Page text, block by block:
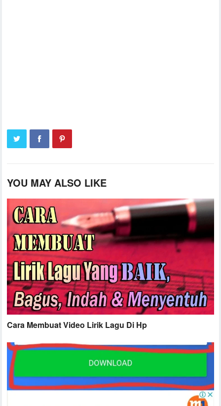
YOU MAY ALSO LIKE
Cara Membuat Video Lirik Lagu Di Hp